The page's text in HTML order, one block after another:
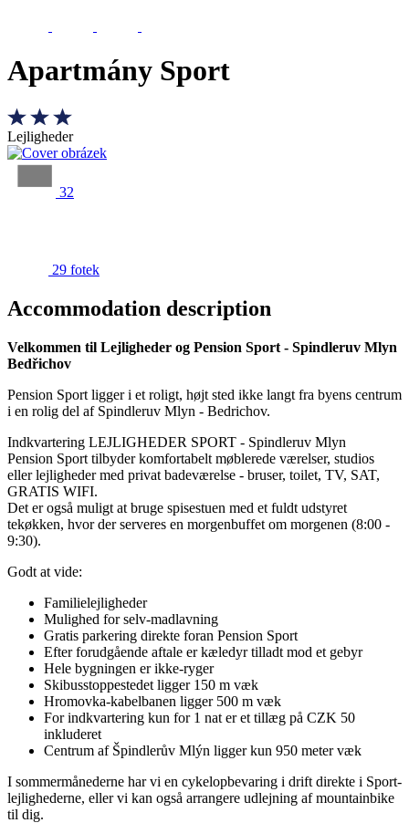
Apartmány Sport
Lejligheder
32
29 fotek
Accommodation description
Velkommen til Lejligheder og Pension Sport - Spindleruv Mlyn
Bedřichov
Pension Sport ligger i et roligt, højt sted ikke langt fra byens centrum
i en rolig del af Spindleruv Mlyn - Bedrichov.
Indkvartering LEJLIGHEDER SPORT - Spindleruv Mlyn
Pension Sport tilbyder komfortabelt møblerede værelser, studios
eller lejligheder med privat badeværelse - bruser, toilet, TV, SAT,
GRATIS WIFI.
Det er også muligt at bruge spisestuen med et fuldt udstyret
tekøkken, hvor der serveres en morgenbuffet om morgenen (8:00 -
9:30).
Godt at vide:
Familielejligheder
Mulighed for selv-madlavning
Gratis parkering direkte foran Pension Sport
Efter forudgående aftale er kæledyr tilladt mod et gebyr
Hele bygningen er ikke-ryger
Skibusstoppestedet ligger 150 m væk
Hromovka-kabelbanen ligger 500 m væk
For indkvartering kun for 1 nat er et tillæg på CZK 50
inkluderet
Centrum af Špindlerův Mlýn ligger kun 950 meter væk
I sommermånederne har vi en cykelopbevaring i drift direkte i Sport-
lejlighederne, eller vi kan også arrangere udlejning af mountainbike
til dig.